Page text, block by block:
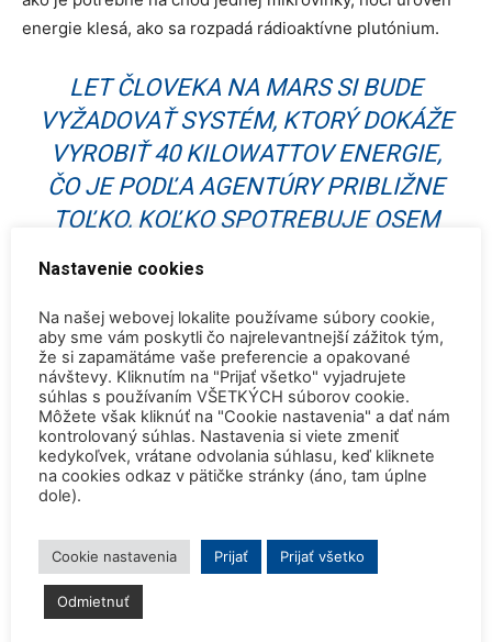
energie klesá, ako sa rozpadá rádioaktívne plutónium.
LET ČLOVEKA NA MARS SI BUDE
VYŽADOVAŤ SYSTÉM, KTORÝ DOKÁŽE
VYROBIŤ 40 KILOWATTOV ENERGIE,
ČO JE PODĽA AGENTÚRY PRIBLIŽNE
TOĽKO, KOĽKO SPOTREBUJE OSEM
Ďalšou možnosťou je solárna energia, ale to by
obmedzilo výrobu elektrickej energie len na oblasti s
dostatkom slnečného svetla na dobíjanie batérií.
Napríklad vo vnútri krátera Shackleton, ktorý bol vďaka
zdroju vody hlavným kandidátom na prieskum Mesiaca, je
úplná tma. Najslnečnejšie miesta na Marse osvecuje len
tretina z množstva slnečného svitu, ktorý sa dostane na
Štiepne reaktory môžu byť naďalej v prevádzke aj pri
nepriaznivých poveternostných podmienkach, ako sú
Nastavenie cookies
Na našej webovej lokalite používame súbory cookie,
aby sme vám poskytli čo najrelevantnejší zážitok tým,
že si zapamätáme vaše preferencie a opakované
návštevy. Kliknutím na "Prijať všetko" vyjadrujete
súhlas s používaním VŠETKÝCH súborov cookie.
Môžete však kliknúť na "Cookie nastavenia" a dať nám
kontrolovaný súhlas. Nastavenia si viete zmeniť
kedykoľvek, vrátane odvolania súhlasu, keď kliknete
na cookies odkaz v pätičke stránky (áno, tam úplne
dole).
Cookie nastavenia Prijať Prijať všetko
Odmietnuť